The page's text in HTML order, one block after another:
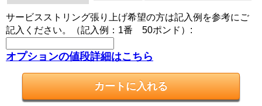
サービスストリング張り上げ希望の方は記入例を参考にご
記入ください。（記入例：1番 50ポンド）:
オプションの値段詳細はこちら